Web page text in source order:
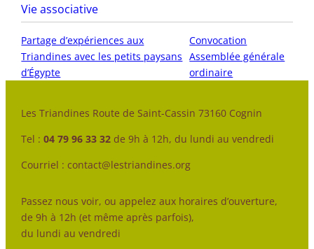
Vie associative
Partage d’expériences aux
Triandines avec les petits paysans
d’Égypte
Convocation
Assemblée générale
ordinaire
Les Triandines Route de Saint-Cassin 73160 Cognin
Tel :04 79 96 33 32 de 9h à 12h, du lundi au vendredi
Courriel : contact@lestriandines.org
Passez nous voir, ou appelez aux horaires d’ouverture,
de 9h à 12h (et même après parfois),
du lundi au vendredi